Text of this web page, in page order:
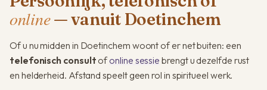
online— vanuit Doetinchem
Of u nu midden in Doetinchem woont of er net buiten: een
telefonisch consult of online sessie brengt u dezelfde rust
en helderheid. Afstand speelt geen rol in spiritueel werk.